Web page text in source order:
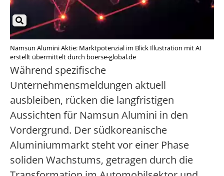
Namsun Alumini Aktie: Marktpotenzial im Blick Illustration mit AI
erstellt übermittelt durch boerse-global.de
Während spezifische
Unternehmensmeldungen aktuell
ausbleiben, rücken die langfristigen
Aussichten für Namsun Alumini in den
Vordergrund. Der südkoreanische
Aluminiummarkt steht vor einer Phase
soliden Wachstums, getragen durch die